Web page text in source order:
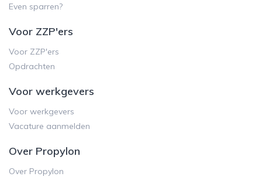
Even sparren?
Voor ZZP'ers
Voor ZZP'ers
Opdrachten
Voor werkgevers
Voor werkgevers
Vacature aanmelden
Over Propylon
Over Propylon